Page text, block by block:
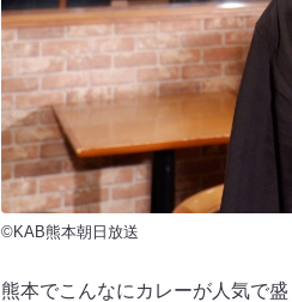
©KAB熊本朝日放送
熊本でこんなにカレーが人気で